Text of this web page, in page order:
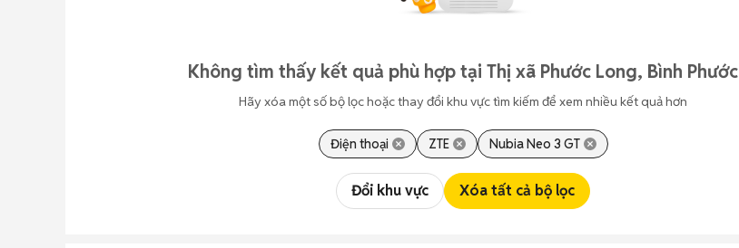
Không tìm thấy kết quả phù hợp tại Thị xã Phước Long, Bình Phước
Hãy xóa một số bộ lọc hoặc thay đổi khu vực tìm kiếm để xem nhiều kết quả hơn
Điện thoại ZTE Nubia Neo 3 GT
Đổi khu vực Xóa tất cả bộ lọc